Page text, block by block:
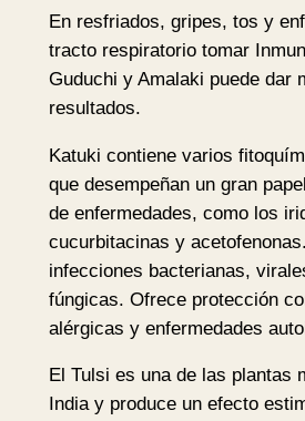
I
n
d
i
c
a
n
t
i
d
a
En resfriados, gripes, tos y
tracto respiratorio tomar
Guduchi y Amalaki puede dar
resultados.
Katuki contiene varios
que desempeñan un gran
de enfermedades, como los
cucurbitacinas y
infecciones bacterianas,
fúngicas. Ofrece protección
alérgicas y enfermedades
El Tulsi es una de las plantas
India y produce un efecto